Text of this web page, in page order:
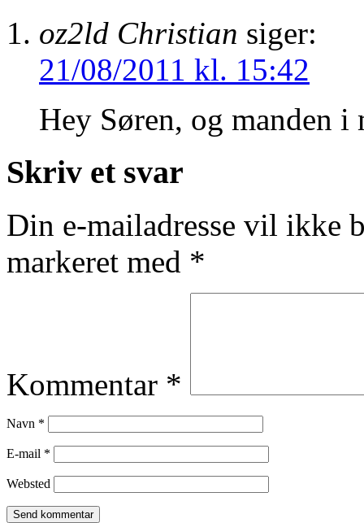
oz2ld Christian siger:
21/08/2011 kl. 15:42
Hey Søren, og manden
Skriv et svar
Din e-mailadresse vil ikke
markeret med *
Kommentar *
Navn *
E-mail *
Websted